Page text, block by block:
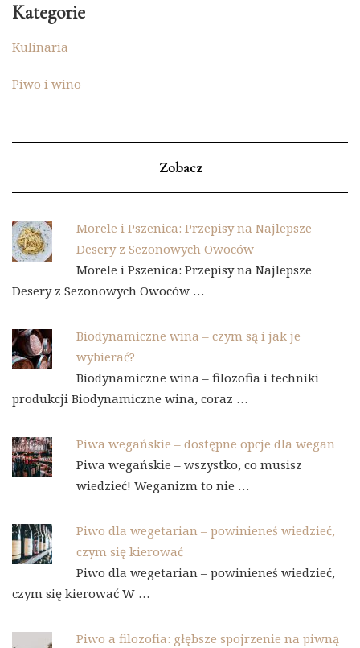
Kategorie
Kulinaria
Piwo i wino
Zobacz
Morele i Pszenica: Przepisy na Najlepsze
Desery z Sezonowych Owoców
Morele i Pszenica: Przepisy na Najlepsze
Desery z Sezonowych Owoców …
Biodynamiczne wina – czym są i jak je
wybierać?
Biodynamiczne wina – filozofia i techniki
produkcji Biodynamiczne wina, coraz …
Piwa wegańskie – dostępne opcje dla wegan
Piwa wegańskie – wszystko, co musisz
wiedzieć! Weganizm to nie …
Piwo dla wegetarian – powinieneś wiedzieć,
czym się kierować
Piwo dla wegetarian – powinieneś wiedzieć,
czym się kierować W …
Piwo a filozofia: głębsze spojrzenie na piwną